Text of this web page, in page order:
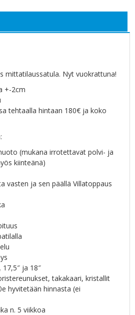
mittatilaussatula. Nyt vuokrattuna!
+-2cm
tehtaalla hintaan 180€ ja koko
(mukana irrotettavat polvi- ja
kiinteänä)
vasten ja sen päällä Villatoppaus
ja 18″
takakaari, kristallit
hyvitetään hinnasta (ei
n. 5 viikkoa